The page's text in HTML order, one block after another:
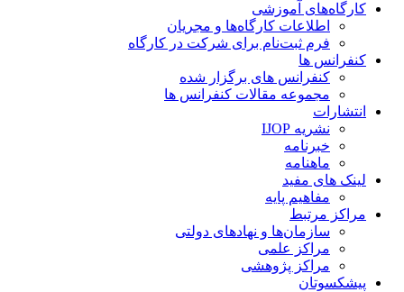
کارگاه‌های آموزشی
اطلاعات کارگاه‌ها و مجریان
فرم ثبت‌نام برای شرکت در کارگاه
کنفرانس ها
کنفرانس های برگزار شده
مجموعه مقالات کنفرانس ها
انتشارات
نشریه IJOP
خبرنامه
ماهنامه
لینک های مفید
مفاهیم پایه
مراکز مرتبط
سازمان‌ها و نهادهای دولتی
مراکز علمی
مراکز پژوهشی
پیشکسوتان